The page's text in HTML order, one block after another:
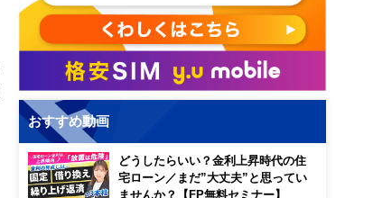
おすすめ動画
どうしたらいい？金利上昇時代の住
宅ローン／まだ”大丈夫”と思ってい
ませんか？【FP無料セミナー】